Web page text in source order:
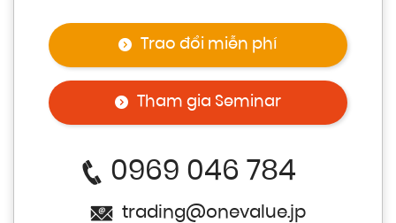
Trao đổi miễn phí
Tham gia Seminar
0969 046 784
trading@onevalue.jp